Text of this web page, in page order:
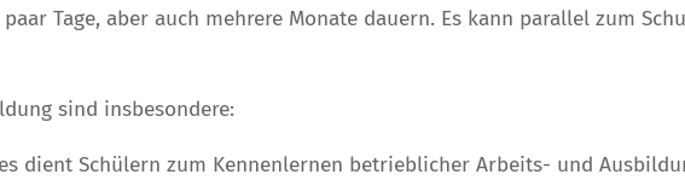
Tage, aber auch mehrere Monate dauern. Es kann parallel zum
sind insbesondere:
dient Schülern zum Kennenlernen betrieblicher Arbeits- und